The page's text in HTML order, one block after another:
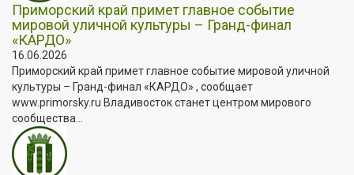
Приморский край примет главное событие
мировой уличной культуры – Гранд-финал
«КАРДО»
16.06.2026
Приморский край примет главное событие мировой уличной
культуры – Гранд-финал «КАРДО» , сообщает
www.primorsky.ru Владивосток станет центром мирового
сообщества...